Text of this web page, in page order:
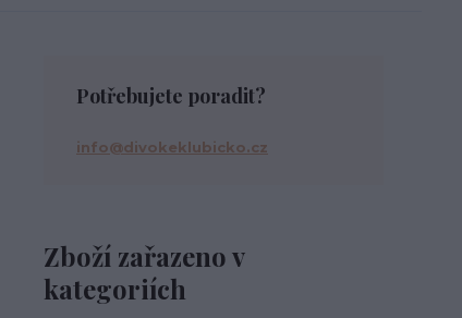
Zboží zařazeno v
kategoriích
Potřebujete poradit?
info@divokeklubicko.cz